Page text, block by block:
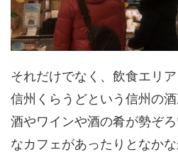
それだけでなく、飲食エリア
信州くらうどという信州の
酒やワインや酒の肴が勢ぞ
なカフェがあったりとなか